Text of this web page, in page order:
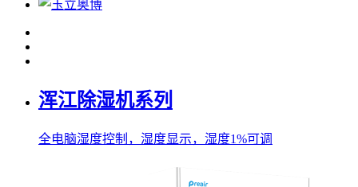
浑江除湿机系列
全电脑湿度控制，湿度显示，湿度1%可调